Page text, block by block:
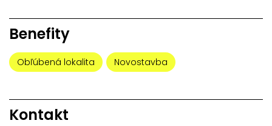
Benefity
Obľúbená lokalita Novostavba
Kontakt